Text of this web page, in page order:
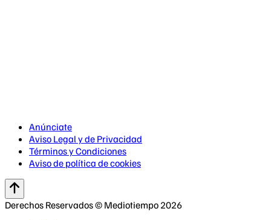
Anúnciate
Aviso Legal y de Privacidad
Términos y Condiciones
Aviso de política de cookies
Derechos Reservados © Mediotiempo 2026